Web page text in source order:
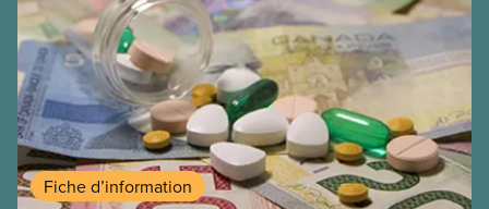
Fiche d’information